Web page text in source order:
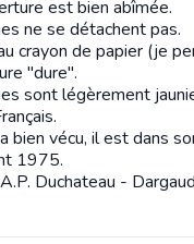
est bien abîmée.
ne se détachent pas.
crayon de papier (je
"dure".
sont légèrement
bien vécu, il est dans
1975.
Duchateau -